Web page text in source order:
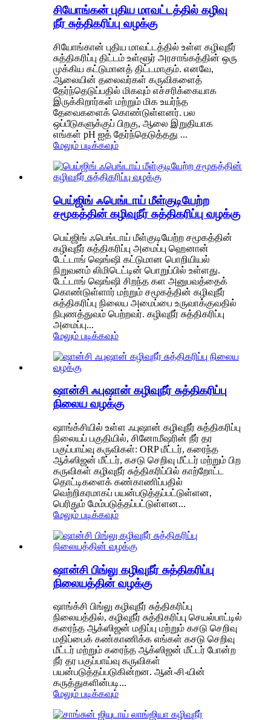
சியோங்கன் புதிய மாவட்டத்தில் கழிவு
நீர் சுத்திகரிப்பு வழக்கு
சியோங்கான் புதிய மாவட்டத்தில் உள்ள கழிவுநீர்
சுத்திகரிப்பு திட்டம் உள்ளூர் அரசாங்கத்தின் ஒரு
முக்கிய கட்டுமானத் திட்டமாகும். எனவே,
ஆலையின் தலைவர்கள் கருவிகளைத்
தேர்ந்தெடுப்பதில் மிகவும் எச்சரிக்கையாக
இருக்கிறார்கள் மற்றும் மிக உயர்ந்த
தேவைகளைக் கொண்டுள்ளனர். பல
ஒப்பீடுகளுக்குப் பிறகு, ஆலை இறுதியாக
எங்கள் pH ஐத் தேர்ந்தெடுத்தது ...
மேலும் படிக்கவும்
பெய்ஜிங் ஃபெங்டாய் மீள்குடியேற்ற
சமூகத்தின் கழிவுநீர் சுத்திகரிப்பு வழக்கு
பெய்ஜிங் ஃபெங்டாய் மீள்குடியேற்ற சமூகத்தின்
கழிவுநீர் சுத்திகரிப்பு அமைப்பு ஹெனான்
டேட்டாங் ஷெங்ஷி கட்டுமான பொறியியல்
நிறுவனம் லிமிடெட்டின் பொறுப்பில் உள்ளது.
டேட்டாங் ஷெங்ஷி சிறந்த கள அனுபவத்தைக்
கொண்டுள்ளார் மற்றும் சமூகத்தின் கழிவுநீர்
சுத்திகரிப்பு நிலைய அமைப்பை உருவாக்குவதில்
நிபுணத்துவம் பெற்றவர். கழிவுநீர் சுத்திகரிப்பு
அமைப்பு...
மேலும் படிக்கவும்
ஷான்சி ஃபுஷான் கழிவுநீர் சுத்திகரிப்பு
நிலைய வழக்கு
ஷாங்க்சியில் உள்ள ஃபுஷான் கழிவுநீர் சுத்திகரிப்பு
நிலையப் பகுதியில், சினோமீஷரின் நீர் தர
பகுப்பாய்வு கருவிகள்: ORP மீட்டர், கரைந்த
ஆக்ஸிஜன் மீட்டர், கசடு செறிவு மீட்டர் மற்றும் பிற
கருவிகள் கழிவுநீர் சுத்திகரிப்பில் காற்றோட்ட
தொட்டிகளைக் கண்காணிப்பதில்
வெற்றிகரமாகப் பயன்படுத்தப்பட்டுள்ளன,
பெரிதும் மேம்படுத்தப்பட்டுள்ளன...
மேலும் படிக்கவும்
ஷான்சி பிங்லு கழிவுநீர் சுத்திகரிப்பு
நிலையத்தின் வழக்கு
ஷாங்க்சி பிங்லு கழிவுநீர் சுத்திகரிப்பு
நிலையத்தில், கழிவுநீர் சுத்திகரிப்பு செயல்பாட்டில்
கரைந்த ஆக்ஸிஜன் மதிப்பு மற்றும் கசடு செறிவு
மதிப்பைக் கண்காணிக்க எங்கள் கசடு செறிவு
மீட்டர் மற்றும் கரைந்த ஆக்ஸிஜன் மீட்டர் போன்ற
நீர் தர பகுப்பாய்வு கருவிகள்
பயன்படுத்தப்படுகின்றன. ஆன்-சி-யின்
கருத்துகளின்படி...
மேலும் படிக்கவும்